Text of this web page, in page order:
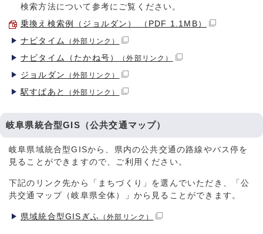
検索方法について参考にご覧ください。
乗換え検索例（ジョルダン） （PDF 1.1MB）
ナビタイム
（外部リンク）
ナビタイム（たかね号） （外部リンク）
ジョルダン （外部リンク）
駅すぱあと （外部リンク）
岐阜県統合型GIS（公共交通マップ）
岐阜県域統合型GISから、県内の公共交通の路線やバス停を
見ることができますので、ご利用ください。
下記のリンク先から「まちづくり」を選んでいただき、「公
共交通マップ（岐阜県全体）」から見ることができます。
県域統合型GISぎふ （外部リンク）